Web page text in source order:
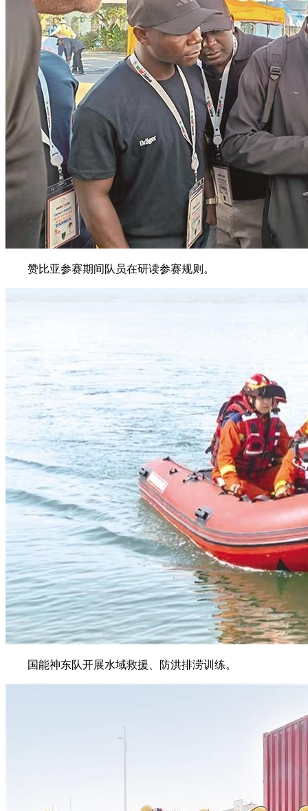
赞比亚参赛期间队员在研读参赛规则。
国能神东队开展水域救援、防洪排涝训练。